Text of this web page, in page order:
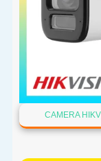
CAMERA